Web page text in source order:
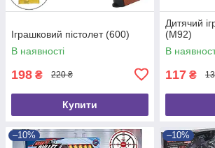
Іграшковий пістолет (600)
В наявності
198 ₴ 220 ₴
Купити
Дитячий
(M92)
В
117 ₴
–10% –10%